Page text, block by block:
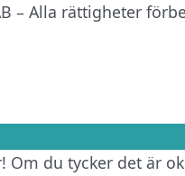
– Alla rättigheter
Om du tycker det är